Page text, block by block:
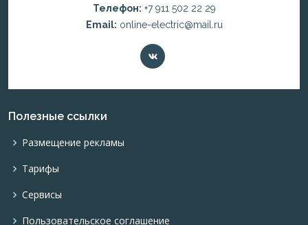
Телефон: +7 911 502 22 29
Email: online-electric@mail.ru
Полезные ссылки
Размещение рекламы
Тарифы
Сервисы
Пользовательское соглашение